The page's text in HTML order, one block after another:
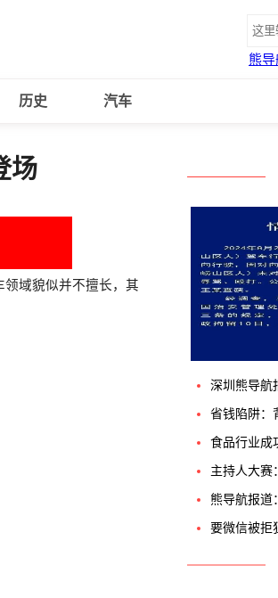
熊导
历史 汽车
深圳熊导航
省钱陷阱：
食品行业成
主持人大赛
熊导航报道
要微信被拒
场
域貌似并不擅长，其